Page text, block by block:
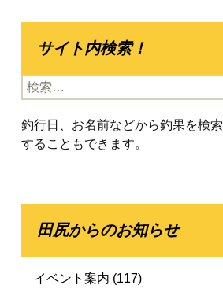
サイト内検索！
検
索:
釣行日、お名前などから釣果を検索
することもできます。
田尻からのお知らせ
イベント案内 (117)